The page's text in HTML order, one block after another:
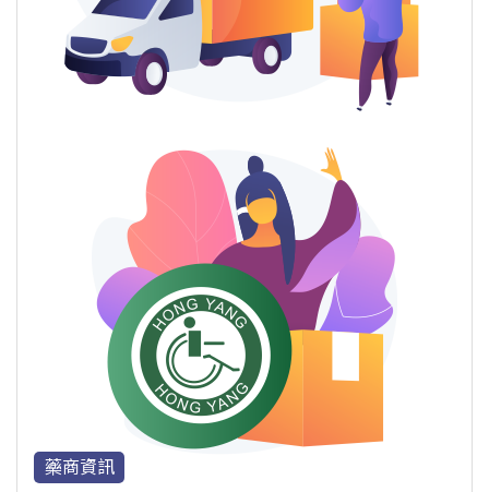
藥商資訊